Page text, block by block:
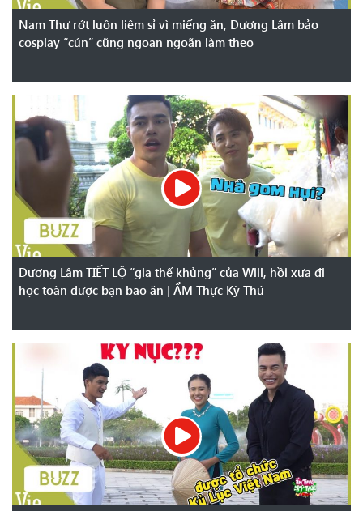
Nam Thư rớt luôn liêm sỉ vì miếng ăn, Dương Lâm bảo
cosplay “cún” cũng ngoan ngoãn làm theo
Dương Lâm TIẾT LỘ “gia thế khủng” của Will, hồi xưa đi
học toàn được bạn bao ăn | ẨM Thực Kỳ Thú